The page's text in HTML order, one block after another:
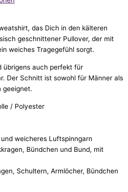
das Dich in den kälteren
geschnittener Pullover, der mit
weiches Tragegefühl sorgt.
übrigens auch perfekt für
Der Schnitt ist sowohl für Männer als
geeignet.
/ Polyester
weicheres Luftspinngarn
Bündchen und Bund, mit
Schultern, Armlöcher, Bündchen